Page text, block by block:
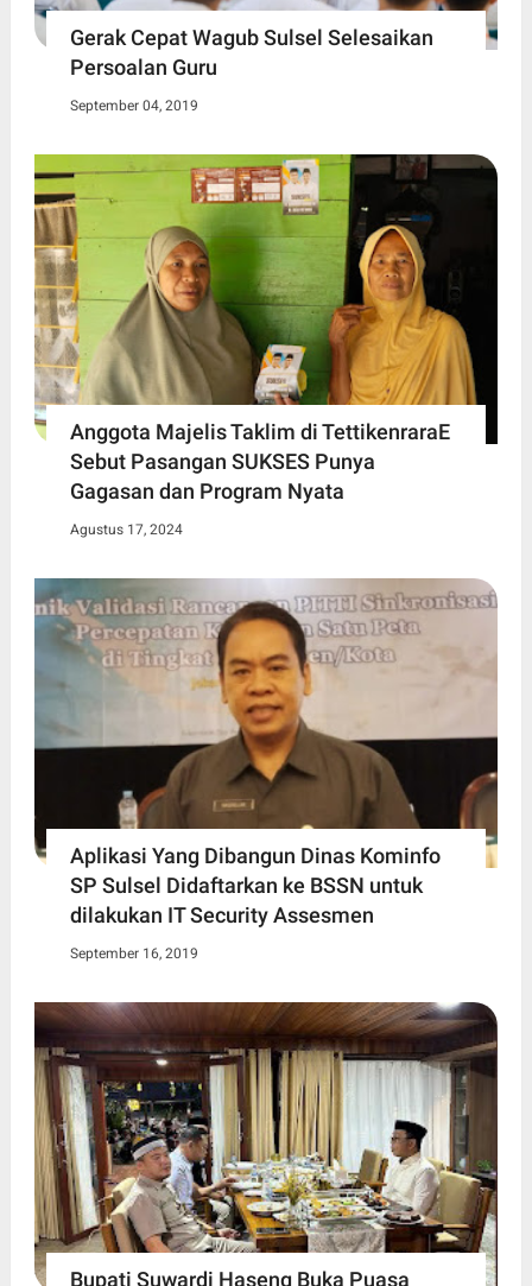
Gerak Cepat Wagub Sulsel Selesaikan
Persoalan Guru
September 04, 2019
Anggota Majelis Taklim di TettikenraraE
Sebut Pasangan SUKSES Punya
Gagasan dan Program Nyata
Agustus 17, 2024
Aplikasi Yang Dibangun Dinas Kominfo
SP Sulsel Didaftarkan ke BSSN untuk
dilakukan IT Security Assesmen
September 16, 2019
Bupati Suwardi Haseng Buka Puasa